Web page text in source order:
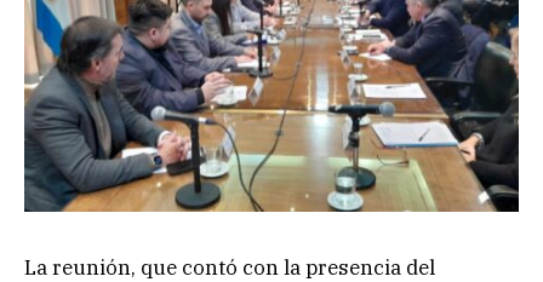
La reunión, que contó con la presencia del